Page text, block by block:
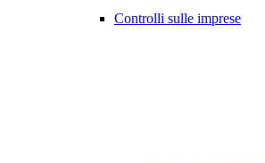
Controlli sulle imprese